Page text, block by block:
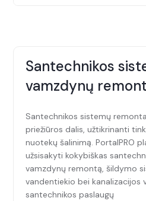
statybos darbai vyktų
Santechnikos
vamzdynų
Santechnikos sistemų
priežiūros dalis, užtikrinanti
nuotekų šalinimą. PortalPRO
užsisakyti kokybiškas
vamzdynų remontą, šildymo
vandentiekio bei kanalizacijos
santechnikos paslaugų